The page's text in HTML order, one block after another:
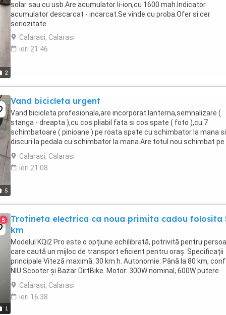
2
solar sau cu usb.Are acumulator li-ion,cu 1600 mah.Indicator
acumulator descarcat - incarcat.Se vinde cu proba.Ofer si cer
seriozitate.
Calarasi, Calarasi
ieri 21:46
5
Vand bicicleta urgent
Vand bicicleta profesionala,are incorporat lanterna,semnalizare (
stanga - dreapta ),cu cos pliabil fata si cos spate ( foto ),cu 7
schimbatoare ( pinioane ) pe roata spate cu schimbator la mana
discuri la pedala cu schimbator la mana.Are totul nou schimbat pe
ea..Cauciucuri fata spate,lant,sea ...
Calarasi, Calarasi
ieri 21:08
1
5
Trotineta electrica ca noua primita cadou folosita
km
Modelul KQi2 Pro este o opțiune echilibrată, potrivită pentru
care caută un mijloc de transport eficient pentru oraș. Specificații
principale Viteză maximă: 30 km h. Autonomie: Până la 80 km,
NIU Scooter și Bazar DirtBike. Motor: 300W nominal, 600W putere
maximă. Capacitate maximă ...
Calarasi, Calarasi
ieri 16:38